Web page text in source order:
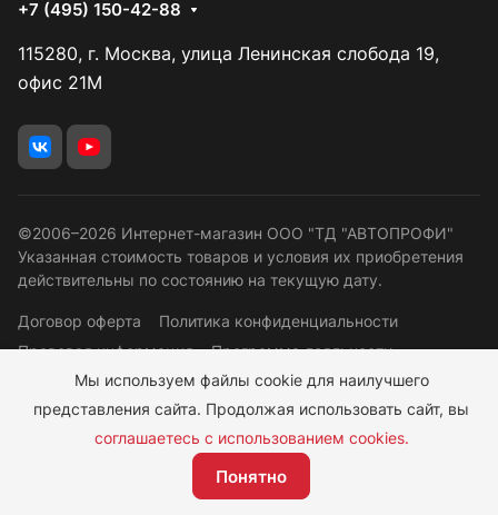
+7 (495) 150-42-88
115280, г. Москва, улица Ленинская слобода 19,
офис 21М
©2006–2026 Интернет-магазин ООО "ТД "АВТОПРОФИ"
Указанная стоимость товаров и условия их приобретения
действительны по состоянию на текущую дату.
Договор оферта
Политика конфиденциальности
Правовая информация
Программа лояльности
Согласие ОПДМы используем файлы cookie для наилучшего
представления сайта. Продолжая использовать сайт, вы
соглашаетесь с использованием cookies.
Понятно